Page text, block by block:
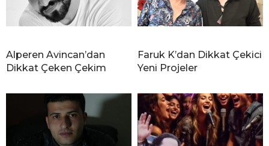
Alperen Avincan’dan
Dikkat Çeken Çekim
Faruk K’dan Dikkat Çekici
Yeni Projeler